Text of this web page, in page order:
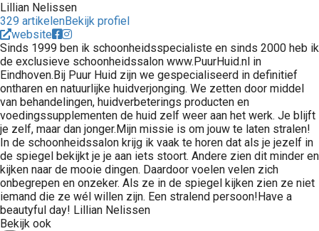
Lillian Nelissen
329 artikelenBekijk profiel
website
Sinds 1999 ben ik schoonheidsspecialiste en sinds 2000 heb ik
de exclusieve schoonheidssalon www.PuurHuid.nl in
Eindhoven.Bij Puur Huid zijn we gespecialiseerd in definitief
ontharen en natuurlijke huidverjonging. We zetten door middel
van behandelingen, huidverbeterings producten en
voedingssupplementen de huid zelf weer aan het werk. Je blijft
je zelf, maar dan jonger.Mijn missie is om jouw te laten stralen!
In de schoonheidssalon krijg ik vaak te horen dat als je jezelf in
de spiegel bekijkt je je aan iets stoort. Andere zien dit minder en
kijken naar de mooie dingen. Daardoor voelen velen zich
onbegrepen en onzeker. Als ze in de spiegel kijken zien ze niet
iemand die ze wél willen zijn. Een stralend persoon!Have a
beautyful day! Lillian Nelissen
Bekijk ook